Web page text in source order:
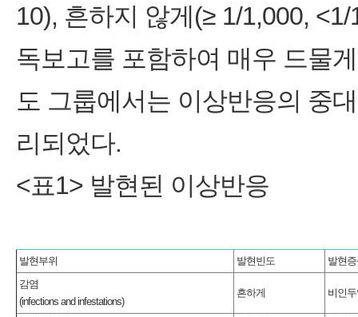
10), 흔하지 않게(≥ 1/1,000,
독보고를 포함하여 매우 드물
도 그룹에서는 이상반응의 중
리되었다.
<표1> 발현된 이상반응
발현부위 발현빈도
발현
감염
(infections and infestations)
흔하게 비인